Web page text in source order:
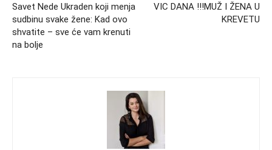
Savet Nede Ukraden koji menja
sudbinu svake žene: Kad ovo
shvatite – sve će vam krenuti
na bolje
VIC DANA !!!MUŽ I ŽENA U
KREVETU